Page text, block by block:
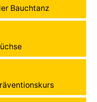
Bauchtanz